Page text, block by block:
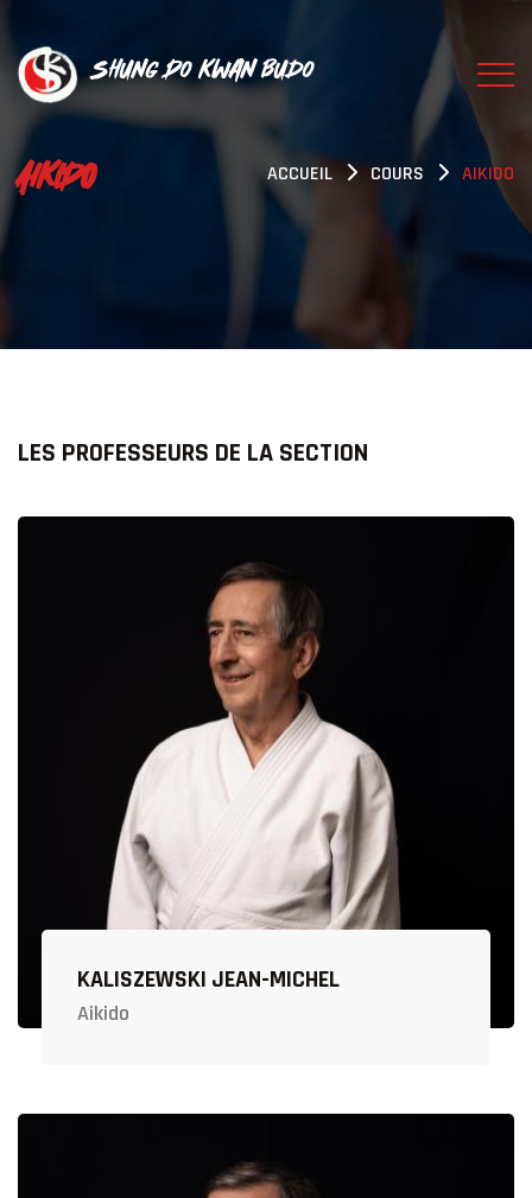
Shung Do Kwan Budo
AIKIDO ACCUEIL COURS AIKIDO
LES PROFESSEURS DE LA SECTION
KALISZEWSKI JEAN-MICHEL
Aikido